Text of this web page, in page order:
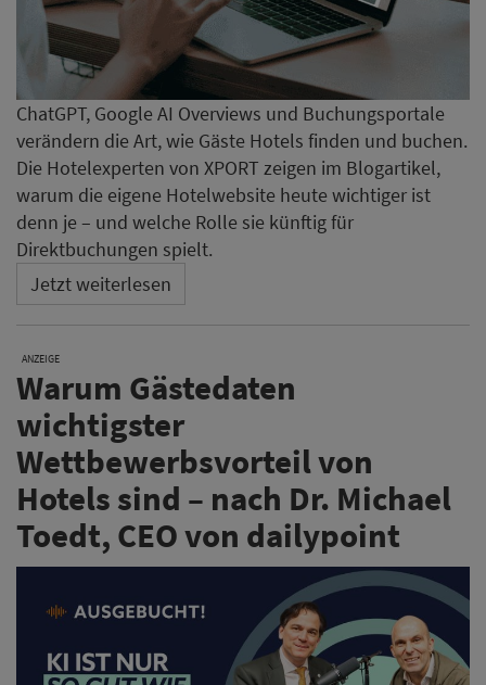
ChatGPT, Google AI Overviews und Buchungsportale
verändern die Art, wie Gäste Hotels finden und buchen.
Die Hotelexperten von XPORT zeigen im Blogartikel,
warum die eigene Hotelwebsite heute wichtiger ist
denn je – und welche Rolle sie künftig für
Direktbuchungen spielt.
Jetzt weiterlesen
ANZEIGE
Warum Gästedaten
wichtigster
Wettbewerbsvorteil von
Hotels sind – nach Dr. Michael
Toedt, CEO von dailypoint